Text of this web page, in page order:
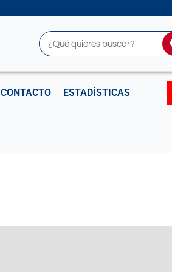
Buscar
CONTACTO ESTADÍSTICAS